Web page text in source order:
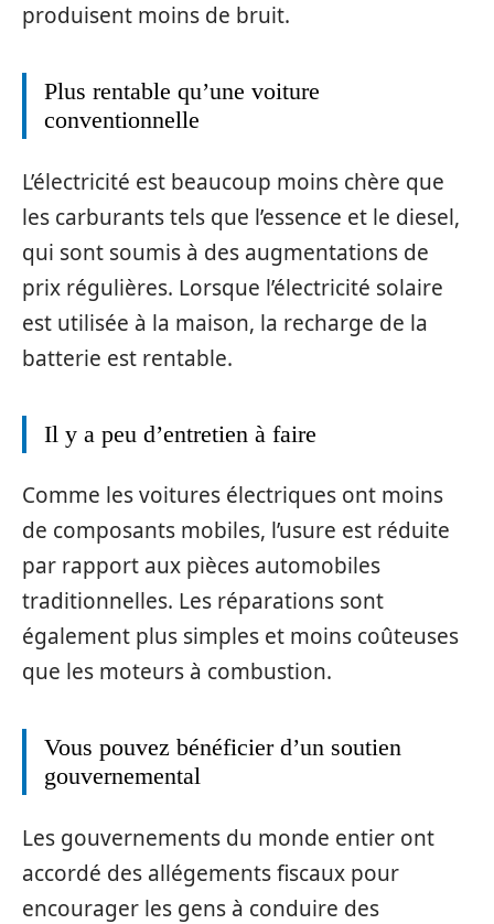
produisent moins de bruit.
Plus rentable qu’une voiture
conventionnelle
L’électricité est beaucoup moins chère que
les carburants tels que l’essence et le diesel,
qui sont soumis à des augmentations de
prix régulières. Lorsque l’électricité solaire
est utilisée à la maison, la recharge de la
batterie est rentable.
Il y a peu d’entretien à faire
Comme les voitures électriques ont moins
de composants mobiles, l’usure est réduite
par rapport aux pièces automobiles
traditionnelles. Les réparations sont
également plus simples et moins coûteuses
que les moteurs à combustion.
Vous pouvez bénéficier d’un soutien
gouvernemental
Les gouvernements du monde entier ont
accordé des allégements fiscaux pour
encourager les gens à conduire des